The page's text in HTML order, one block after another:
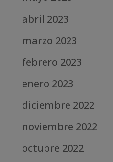
abril 2023
marzo 2023
febrero 2023
enero 2023
diciembre 2022
noviembre 2022
octubre 2022